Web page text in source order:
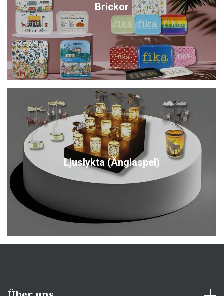
Brickor
Ljuslykta (Änglaspel)